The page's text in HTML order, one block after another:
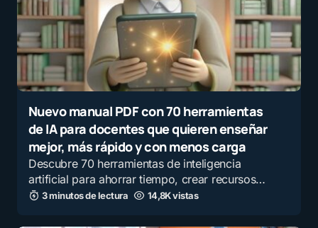
Nuevo manual PDF con 70 herramientas
de IA para docentes que quieren enseñar
mejor, más rápido y con menos carga
Descubre 70 herramientas de inteligencia
artificial para ahorrar tiempo, crear recursos…
3 minutos de lectura 14,8K vistas